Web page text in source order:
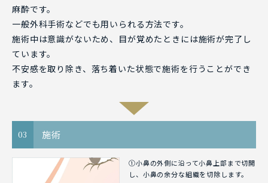
麻酔です。
一般外科手術などでも用いられる方法です。
施術中は意識がないため、目が覚めたときには施術が完了し
ています。
不安感を取り除き、落ち着いた状態で施術を行うことができ
ます。
03 施術
①小鼻の外側に沿って小鼻上部まで切開
し、小鼻の余分な組織を切除します。